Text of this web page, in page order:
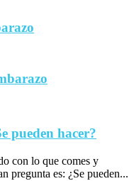
pueden hacer?
con lo que comes y
pregunta es: ¿Se pueden...